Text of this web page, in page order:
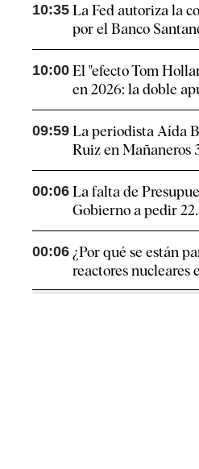
10:35 La Fed autoriza la
por el Banco
10:00 El "efecto Tom
en 2026: la doble
09:59 La periodista Aída
Ruiz en Mañaneros
00:06 La falta de
Gobierno a pedir
00:06 ¿Por qué se están
reactores nucleares